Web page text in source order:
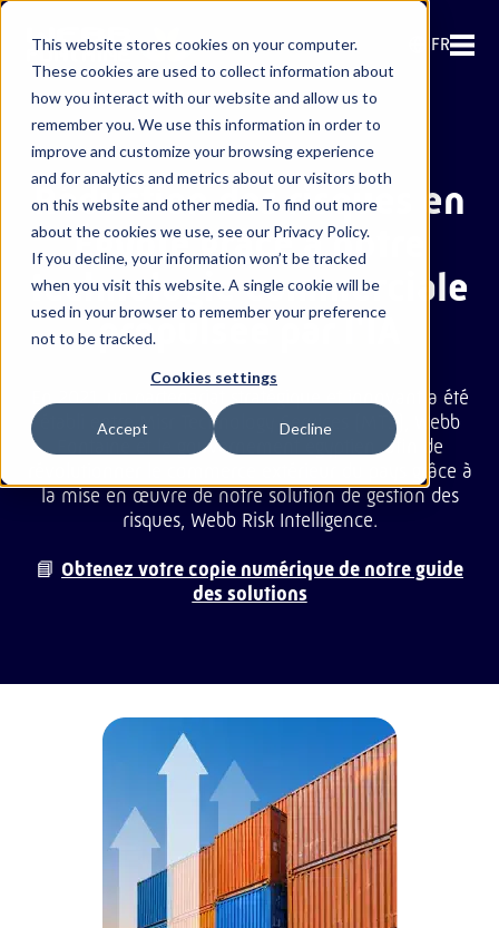
This website stores cookies on your computer.
These cookies are used to collect information about
how you interact with our website and allow us to
remember you. We use this information in order to
improve and customize your browsing experience
and for analytics and metrics about our visitors both
on this website and other media. To find out more
about the cookies we use, see our Privacy Policy.
If you decline, your information won’t be tracked
when you visit this website. A single cookie will be
used in your browser to remember your preference
not to be tracked.
Cookies settings
Accept Decline
FR
Réduction des risques en
Égypte grâce à notre
technologie commerciale
propulsée par l'IA
En 2021, un partenariat stratégique et innovant a été
établi entre Misr Technology Services (MTS), Webb
Fontaine et le gouvernement égyptien, afin de
révolutionner le commerce extérieur du pays grâce à
la mise en œuvre de notre solution de gestion des
risques, Webb Risk Intelligence.
📘 Obtenez votre copie numérique de notre guide
des solutions